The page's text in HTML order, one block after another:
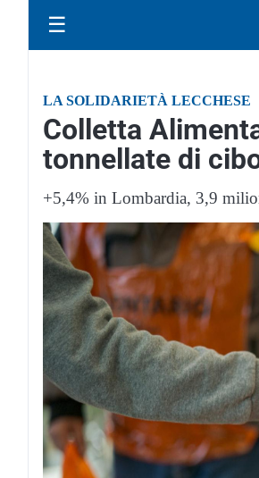
☰
LA SOLIDARIETÀ LECCHESE
Colletta
tonnellate di
+5,4% in Lombardia, 3,9